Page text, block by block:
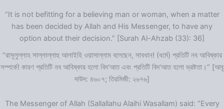
“It is not befitting for a believing man or woman, when a matter
has been decided by Allah and His Messenger, to have any
option about their decision.” [Surah Al-Ahzab (33): 36]
“রাসূলুল্লাহ সাল্লাল্লাহু আলাইহি ওয়াসাল্লাম বলেছেন, সাবধান! (ধর্মে) প্রতিটি নব আবিষ্কার
সম্পর্কে! কারণ প্রতিটি নব আবিষ্কার হলো বিদ‘আত এবং প্রতিটি বিদ‘আত হলো ভ্রষ্টতা।” [আবূ
দাউদ: ৪৬০৭; তিরমিজী: ২৬৭৬]
The Messenger of Allah (Sallallahu Alaihi Wasallam) said: “Every